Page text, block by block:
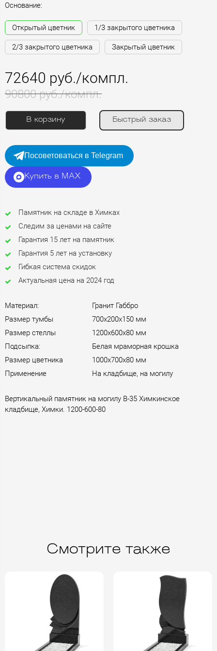
Основание:
Открытый цветник 1/3 закрытого цветника
2/3 закрытого цветника Закрытый цветник
72640 руб./компл.
90800 руб./компл.
В корзину Быстрый заказ
Посоветоваться в Telegram
Купить в MAX
Памятник на складе в Химках
Следим за ценами на сайте
Гарантия 15 лет на памятник
Гарантия 5 лет на установку
Гибкая система скидок
Актуальная цена на 2024 год
Материал:
Гранит Габбро
Размер тумбы
700х200х150 мм
Размер стеллы
1200х600х80 мм
Подсыпка:
Белая мраморная крошка
Размер цветника
1000х700х80 мм
Применение
На кладбище, на могилу
Вертикальный памятник на могилу B-35 Химкинское
кладбище, Химки. 1200-600-80
Смотрите также